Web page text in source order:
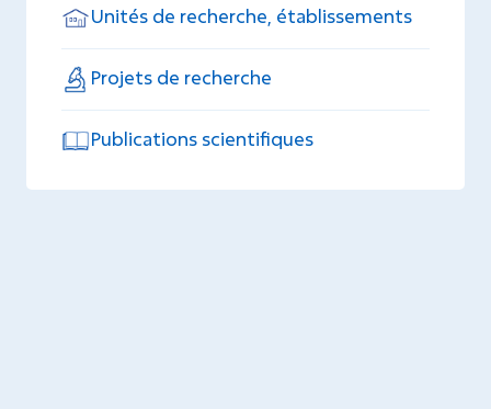
Unités de recherche, établissements
Projets de recherche
Publications scientifiques